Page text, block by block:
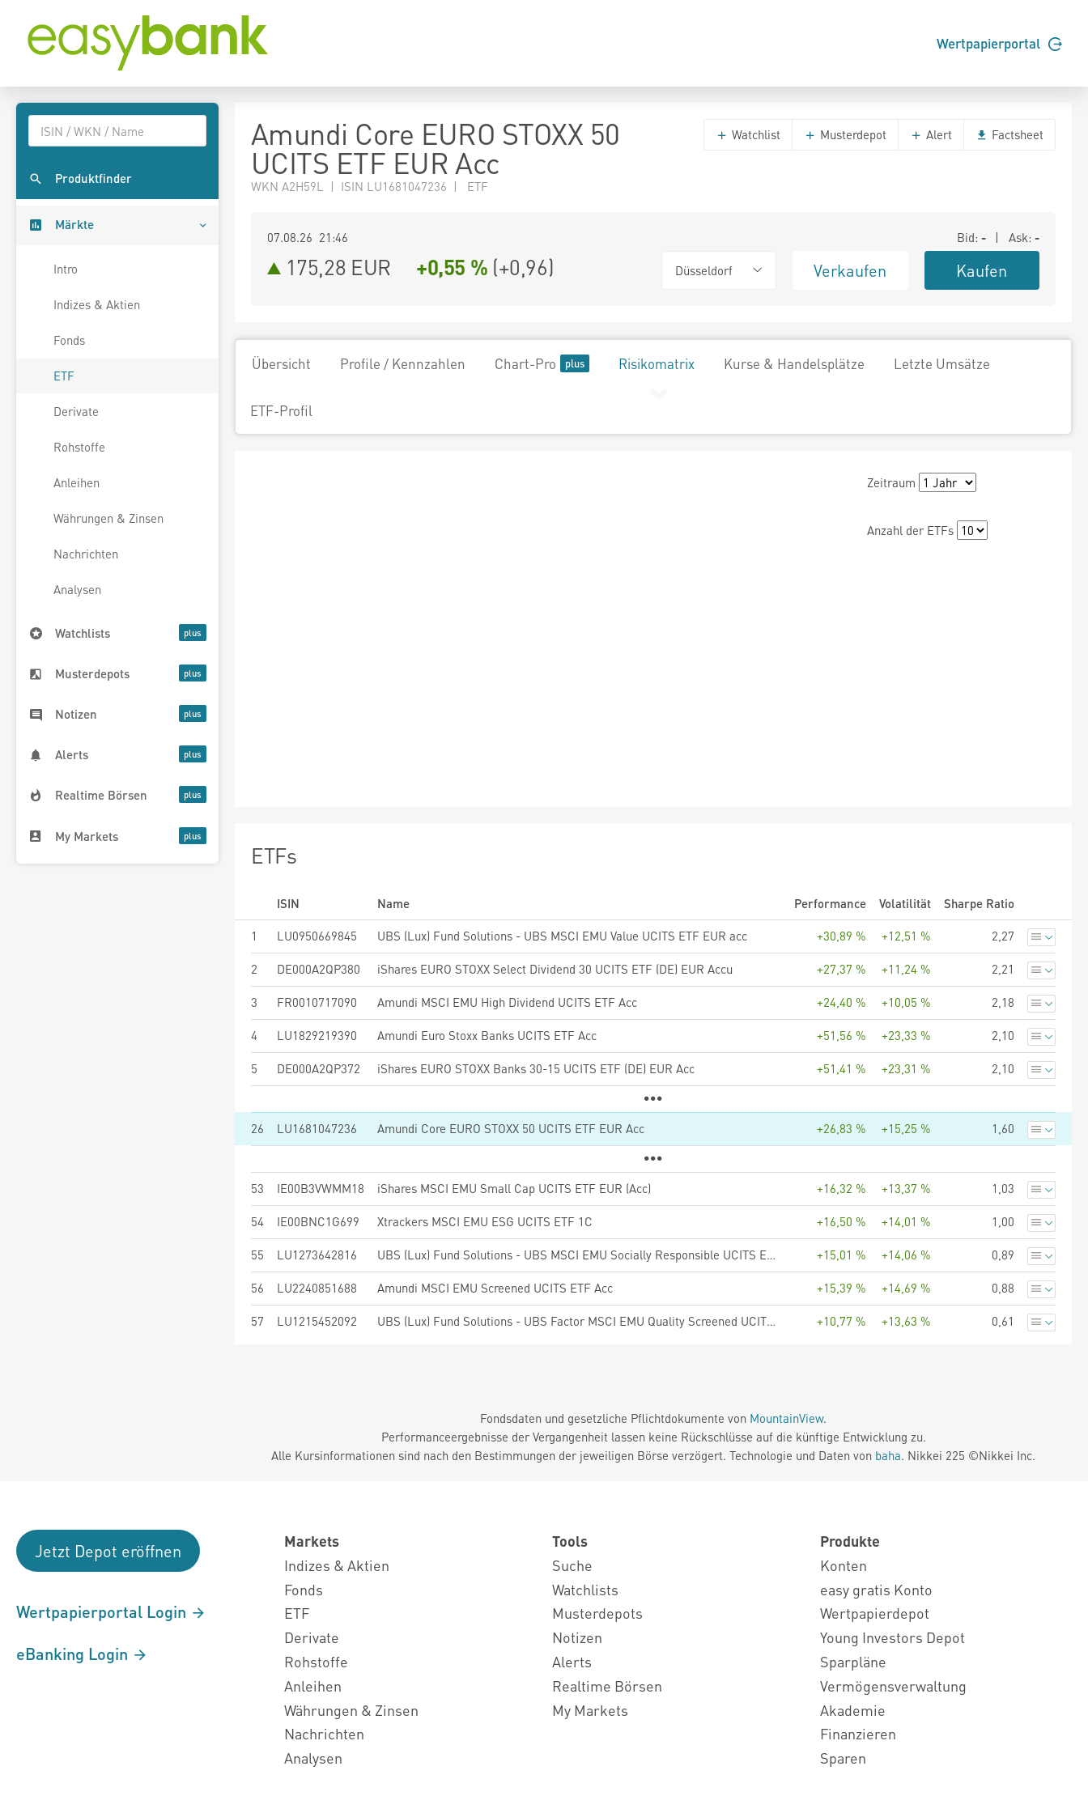
Wertpapierportal
Produktfinder
Märkte
Intro
Indizes & Aktien
Fonds
ETF
Derivate
Rohstoffe
Anleihen
Währungen & Zinsen
Nachrichten
Analysen
Watchlists
Musterdepots
Notizen
Alerts
Realtime Börsen
My Markets
Amundi Core EURO STOXX 50
UCITS ETF EUR Acc
WKN A2H59L | ISIN LU1681047236 | ETF
Watchlist Musterdepot Alert Factsheet
07.08.26 21:46 Bid: - | Ask: -
175,28 EUR +0,55 % (+0,96) Düsseldorf Verkaufen Kaufen
Übersicht Profile / Kennzahlen Chart-Pro Risikomatrix Kurse & Handelsplätze Letzte Umsätze
ETF-Profil
Zeitraum
Anzahl der ETFs
ETFs
ISIN Name Performance Volatilität
Sharpe Ratio
1
LU0950669845 UBS (Lux) Fund Solutions - UBS MSCI EMU Value UCITS ETF EUR acc +30,89 % +12,51 % 2,27
2 DE000A2QP380 iShares EURO STOXX Select Dividend 30 UCITS ETF (DE) EUR Accu +27,37 % +11,24 % 2,21
3 FR0010717090 Amundi MSCI EMU High Dividend UCITS ETF Acc +24,40 % +10,05 % 2,18
4 LU1829219390 Amundi Euro Stoxx Banks UCITS ETF Acc +51,56 % +23,33 % 2,10
5 DE000A2QP372 iShares EURO STOXX Banks 30-15 UCITS ETF (DE) EUR Acc +51,41 % +23,31 % 2,10
26 LU1681047236 Amundi Core EURO STOXX 50 UCITS ETF EUR Acc +26,83 % +15,25 % 1,60
53 IE00B3VWMM18 iShares MSCI EMU Small Cap UCITS ETF EUR (Acc) +16,32 % +13,37 % 1,03
54 IE00BNC1G699 Xtrackers MSCI EMU ESG UCITS ETF 1C +16,50 % +14,01 % 1,00
55 LU1273642816 UBS (Lux) Fund Solutions - UBS MSCI EMU Socially Responsible UCITS ETF hCHF acc +15,01 % +14,06 % 0,89
56 LU2240851688 Amundi MSCI EMU Screened UCITS ETF Acc +15,39 % +14,69 % 0,88
57 LU1215452092 UBS (Lux) Fund Solutions - UBS Factor MSCI EMU Quality Screened UCITS ETF hCHF acc +10,77 % +13,63 % 0,61
Fondsdaten und gesetzliche Pflichtdokumente von MountainView.
Performanceergebnisse der Vergangenheit lassen keine Rückschlüsse auf die künftige Entwicklung zu.
Alle Kursinformationen sind nach den Bestimmungen der jeweiligen Börse verzögert. Technologie und Daten von baha. Nikkei 225 ©Nikkei Inc.
Jetzt Depot eröffnen
Wertpapierportal Login
eBanking Login
Markets
Indizes & Aktien
Fonds
ETF
Derivate
Rohstoffe
Anleihen
Währungen & Zinsen
Nachrichten
Analysen
Tools
Suche
Watchlists
Musterdepots
Notizen
Alerts
Realtime Börsen
My Markets
Produkte
Konten
easy gratis Konto
Wertpapierdepot
Young Investors Depot
Sparpläne
Vermögensverwaltung
Akademie
Finanzieren
Sparen